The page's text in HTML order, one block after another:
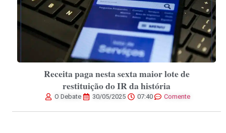
Receita paga nesta sexta maior lote de
restituição do IR da história
O Debate 30/05/2025 07:40 Comente